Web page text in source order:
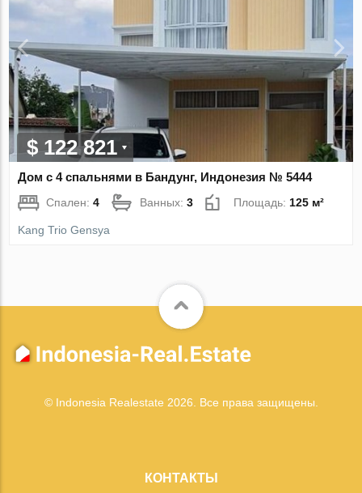
$ 122 821
Дом с 4 спальнями в Бандунг, Индонезия № 5444
Спален:4 Ванных:3 Площадь: 125 м²
Kang Trio Gensya
© Indonesia Realestate 2026. Все права защищены.
КОНТАКТЫ